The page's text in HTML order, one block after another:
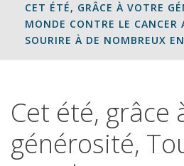
CET ÉTÉ, GRÂCE À VOTRE
MONDE CONTRE LE CANCER
SOURIRE À DE NOMBREUX
Cet été, grâce
générosité,